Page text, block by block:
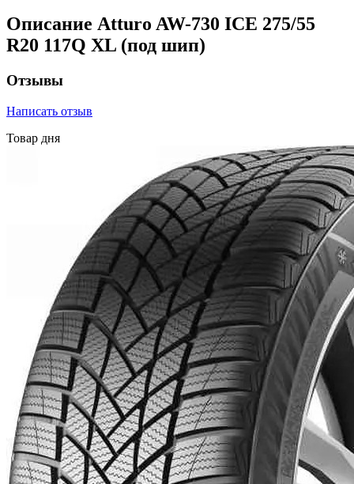
Описание Atturo AW-730 ICE 275/55
R20 117Q XL (под шип)
Отзывы
Написать отзыв
Товар дня